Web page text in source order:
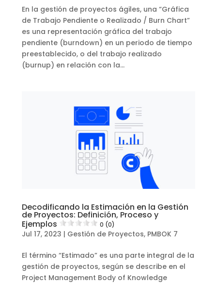
En la gestión de proyectos ágiles, una “Gráfica
de Trabajo Pendiente o Realizado / Burn Chart”
es una representación gráfica del trabajo
pendiente (burndown) en un periodo de tiempo
preestablecido, o del trabajo realizado
(burnup) en relación con la...
Decodificando la Estimación en la Gestión
de Proyectos: Definición, Proceso y
Ejemplos
0 (0)
Jul 17, 2023 | Gestión de Proyectos, PMBOK 7
El término “Estimado” es una parte integral de la
gestión de proyectos, según se describe en el
Project Management Body of Knowledge